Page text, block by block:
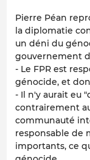
Pierre Péan
la diplomatie
un déni du
gouvernement
- Le FPR est
génocide, et
- Il n'y aurait eu
contrairement
communauté
responsable de
importants, ce